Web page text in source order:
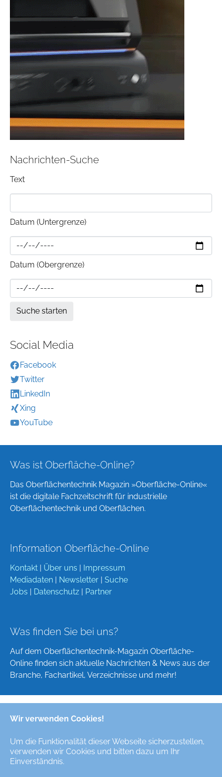
Wir verwenden Cookies!
Um die Funktionalität dieser Webseite sicherzustellen,
verwenden wir Cookies und bitten dazu um Ihr
Einverständnis.
Nachrichten-Suche
Text
Datum (Untergrenze)
Datum (Obergrenze)
Social Media
Facebook
Twitter
LinkedIn
Xing
YouTube
Was ist Oberfläche-Online?
Das Oberflächentechnik Magazin »Oberfläche-Online«
ist die digitale Fachzeitschrift für industrielle
Oberflächentechnik und Oberflächen.
Information Oberfläche-Online
Kontakt Über uns
Impressum
Mediadaten
Newsletter
Suche
Jobs
Datenschutz Partner
Was finden Sie bei uns?
Auf dem Oberflächentechnik-Magazin Oberfläche-
Online finden sich aktuelle Nachrichten & News aus der
Branche, Fachartikel, Verzeichnisse und mehr!
Deutsch
Alle Rechte/All Rights Reserved © Oberfläche-Online,
das digitale Oberflächentechnik-Magazin / the digital